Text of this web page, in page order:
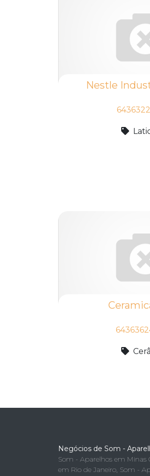
Nestle
Negócios de Som -
Som - Aparelhos em Minas
em Rio de Janeiro, Som -